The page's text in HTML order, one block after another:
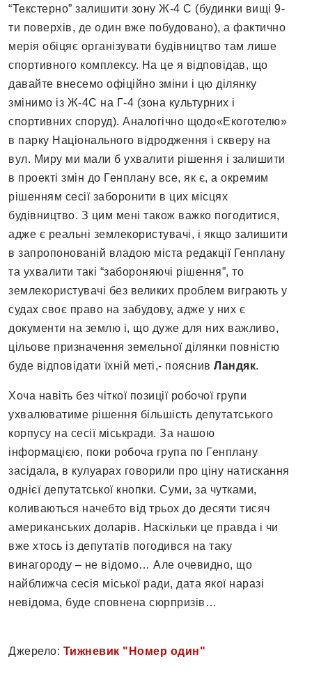
“Текстерно” залишити зону Ж-4 С (будинки вищі 9-
ти поверхів, де один вже побудовано), а фактично
мерія обіцяє організувати будівництво там лише
спортивного комплексу. На це я відповідав, що
давайте внесемо офіційно зміни і цю ділянку
змінимо із Ж-4С на Г-4 (зона культурних і
спортивних споруд). Аналогічно щодо«Екоготелю»
в парку Національного відродження і скверу на
вул. Миру ми мали б ухвалити рішення і залишити
в проекті змін до Генплану все, як є, а окремим
рішенням сесії заборонити в цих місцях
будівництво. З цим мені також важко погодитися,
адже є реальні землекористувачі, і якщо залишити
в запропонованій владою міста редакції Генплану
та ухвалити такі “забороняючі рішення”, то
землекористувачі без великих проблем виграють у
судах своє право на забудову, адже у них є
документи на землю і, що дуже для них важливо,
цільове призначення земельної ділянки повністю
буде відповідати їхній меті,- пояснив Ландяк.
Хоча навіть без чіткої позиції робочої групи
ухвалюватиме рішення більшість депутатського
корпусу на сесії міськради. За нашою
інформацією, поки робоча група по Генплану
засідала, в кулуарах говорили про ціну натискання
однієї депутатської кнопки. Суми, за чутками,
коливаються начебто від трьох до десяти тисяч
американських доларів. Наскільки це правда і чи
вже хтось із депутатів погодився на таку
винагороду – не відомо… Але очевидно, що
найближча сесія міської ради, дата якої наразі
невідома, буде сповнена сюрпризів…
Джерело: Тижневик "Номер один"